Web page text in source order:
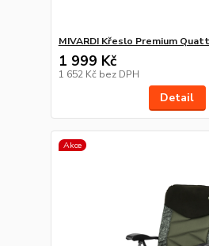
MIVARDI Křeslo Premium
1 999 Kč
1 652 Kč bez DPH
Detail
Akce